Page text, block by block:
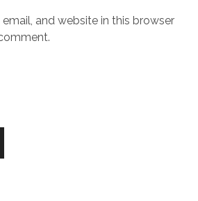
and website in this browser